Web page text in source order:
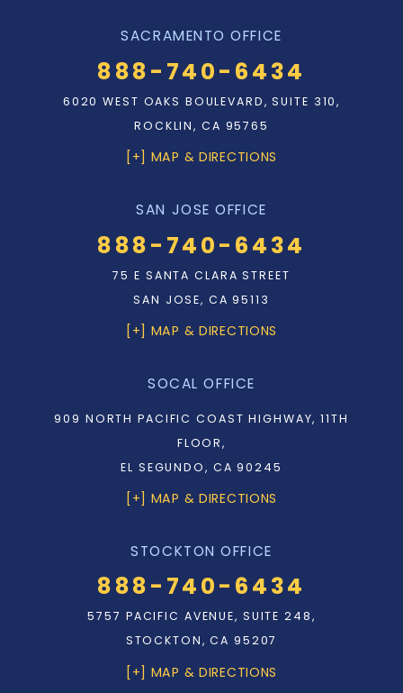
SACRAMENTO OFFICE
888-740-6434
6020 WEST OAKS BOULEVARD, SUITE 310,
ROCKLIN, CA 95765
[+] MAP & DIRECTIONS
SAN JOSE OFFICE
888-740-6434
75 E SANTA CLARA STREET
SAN JOSE, CA 95113
[+] MAP & DIRECTIONS
SOCAL OFFICE
909 NORTH PACIFIC COAST HIGHWAY, 11TH
FLOOR,
EL SEGUNDO, CA 90245
[+] MAP & DIRECTIONS
STOCKTON OFFICE
888-740-6434
5757 PACIFIC AVENUE, SUITE 248,
STOCKTON, CA 95207
[+] MAP & DIRECTIONS